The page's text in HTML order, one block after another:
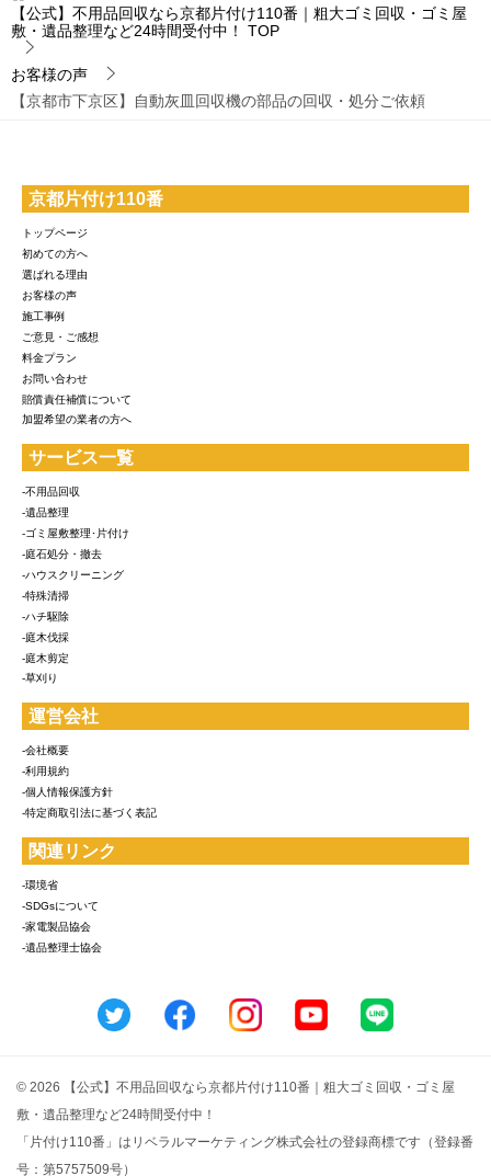
【公式】不用品回収なら京都片付け110番｜粗大ゴミ回収・ゴミ屋
敷・遺品整理など24時間受付中！
TOP
お客様の声
【京都市下京区】自動灰皿回収機の部品の回収・処分ご依頼
京都片付け110番
トップページ
初めての方へ
選ばれる理由
お客様の声
施工事例
ご意見・ご感想
料金プラン
お問い合わせ
賠償責任補償について
加盟希望の業者の方へ
サービス一覧
-不用品回収
-遺品整理
-ゴミ屋敷整理･片付け
-庭石処分・撤去
-ハウスクリーニング
-特殊清掃
-ハチ駆除
-庭木伐採
-庭木剪定
-草刈り
運営会社
-会社概要
-利用規約
-個人情報保護方針
-特定商取引法に基づく表記
関連リンク
-環境省
-SDGsについて
-家電製品協会
-遺品整理士協会
© 2026 【公式】不用品回収なら京都片付け110番｜粗大ゴミ回収・ゴミ屋
敷・遺品整理など24時間受付中！
「片付け110番」はリベラルマーケティング株式会社の登録商標です（登録番
号：第5757509号）